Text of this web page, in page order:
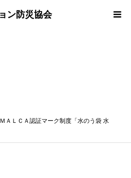
ＭＡＬＣＡ認証マーク制度「水のう袋 水